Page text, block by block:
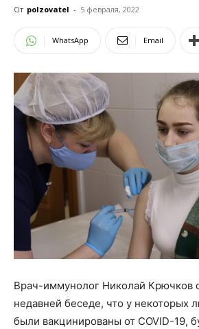
От polzovatel - 5 февраля, 2022
WhatsApp Email
Врач-иммунолог Николай Крючков
недавней беседе, что у некоторых
были вакцинированы от COVID-19,